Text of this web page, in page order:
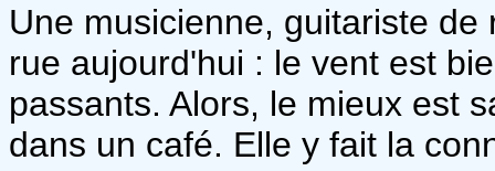
Une musicienne, guitariste
rue aujourd'hui : le vent est
passants. Alors, le mieux est
dans un café. Elle y fait la